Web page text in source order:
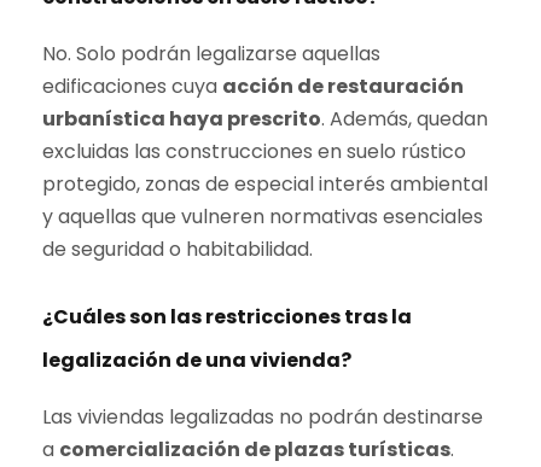
No. Solo podrán legalizarse aquellas
edificaciones cuya acción de restauración
urbanística haya prescrito. Además, quedan
excluidas las construcciones en suelo rústico
protegido, zonas de especial interés ambiental
y aquellas que vulneren normativas esenciales
de seguridad o habitabilidad.
¿Cuáles son las restricciones tras la
legalización de una vivienda?
Las viviendas legalizadas no podrán destinarse
a comercialización de plazas turísticas.